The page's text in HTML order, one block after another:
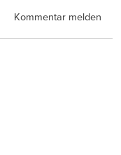
Kommentar melden